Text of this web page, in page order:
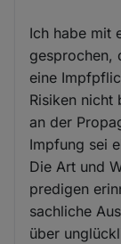
Ich habe mit
gesprochen,
eine
Risiken nicht
an der
Impfung sei
Die Art und
predigen
sachliche
über